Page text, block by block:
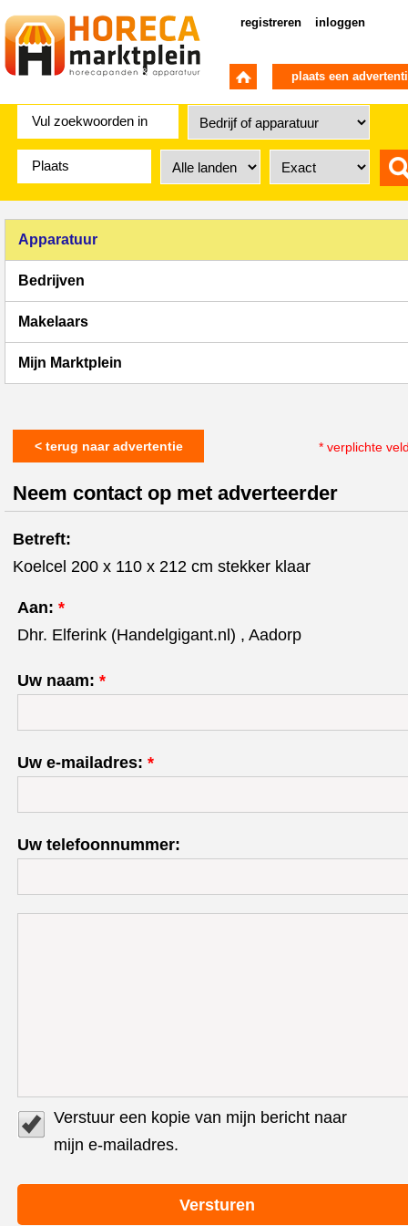
registreren inloggen
plaats een
Apparatuur
Bedrijven
Makelaars
Mijn Marktplein
< terug naar advertentie * verplichte
Neem contact op met adverteerder
Betreft:
Koelcel 200 x 110 x 212 cm stekker klaar
Aan: *
Dhr. Elferink (Handelgigant.nl) , Aadorp
Uw naam: *
Uw e-mailadres: *
Uw telefoonnummer:
Verstuur een kopie van mijn bericht naar
mijn e-mailadres.